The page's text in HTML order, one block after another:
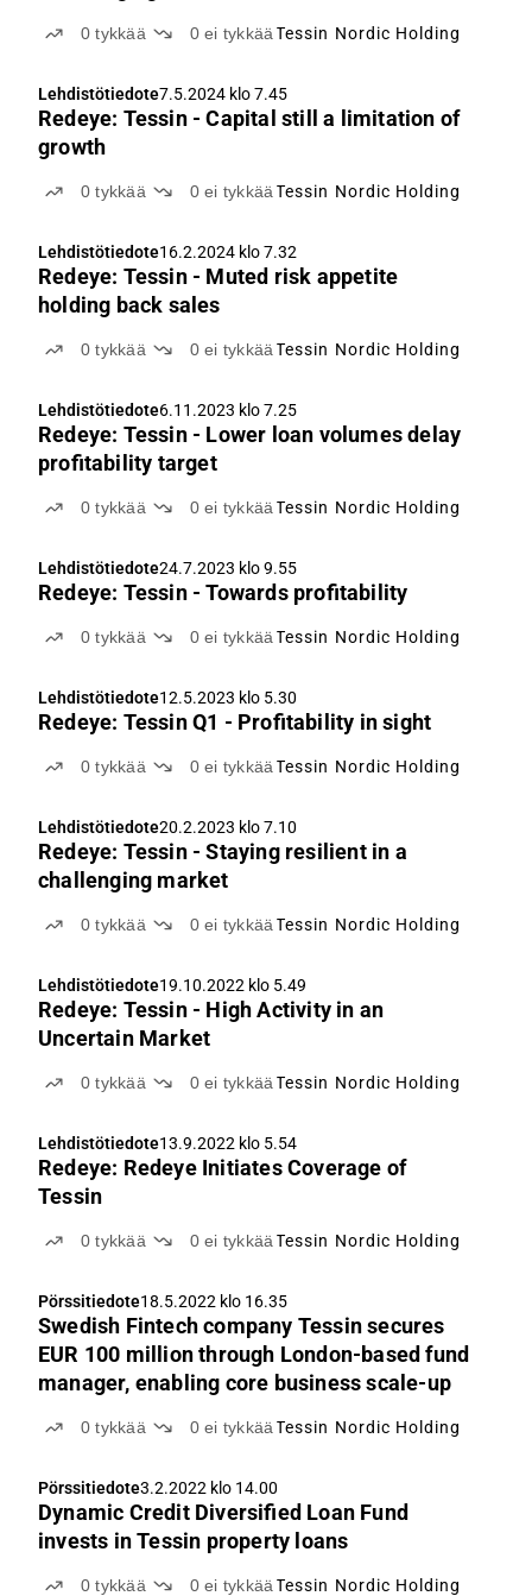
0tykkää 0ei tykkää Tessin Nordic Holding
Lehdistötiedote7.5.2024 klo 7.45
Redeye: Tessin - Capital still a limitation of
growth
0tykkää 0ei tykkää Tessin Nordic Holding
Lehdistötiedote16.2.2024 klo 7.32
Redeye: Tessin - Muted risk appetite
holding back sales
0tykkää 0ei tykkää Tessin Nordic Holding
Lehdistötiedote6.11.2023 klo 7.25
Redeye: Tessin - Lower loan volumes delay
profitability target
0tykkää 0ei tykkää Tessin Nordic Holding
Lehdistötiedote24.7.2023 klo 9.55
Redeye: Tessin - Towards profitability
0tykkää 0ei tykkää Tessin Nordic Holding
Lehdistötiedote12.5.2023 klo 5.30
Redeye: Tessin Q1 - Profitability in sight
0tykkää 0ei tykkää Tessin Nordic Holding
Lehdistötiedote20.2.2023 klo 7.10
Redeye: Tessin - Staying resilient in a
challenging market
0tykkää 0ei tykkää Tessin Nordic Holding
Lehdistötiedote19.10.2022 klo 5.49
Redeye: Tessin - High Activity in an
Uncertain Market
0tykkää 0ei tykkää Tessin Nordic Holding
Lehdistötiedote13.9.2022 klo 5.54
Redeye: Redeye Initiates Coverage of
Tessin
0tykkää 0ei tykkää Tessin Nordic Holding
Pörssitiedote18.5.2022 klo 16.35
Swedish Fintech company Tessin secures
EUR 100 million through London-based fund
manager, enabling core business scale-up
0tykkää 0ei tykkää Tessin Nordic Holding
Pörssitiedote3.2.2022 klo 14.00
Dynamic Credit Diversified Loan Fund
invests in Tessin property loans
0tykkää 0ei tykkää Tessin Nordic Holding